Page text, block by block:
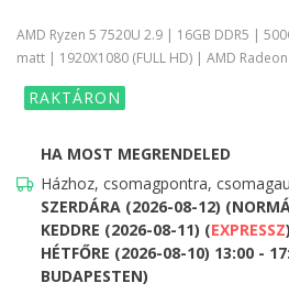
AMD Ryzen 5 7520U 2.9 | 16GB DDR5 |
matt | 1920X1080 (FULL HD) | AMD
RAKTÁRON
HA MOST MEGRENDELED
Házhoz, csomagpontra,
SZERDÁRA (2026-08-12)
KEDDRE (2026-08-11) (EXPRESSZ)
HÉTFŐRE (2026-08-10) 13:00 -
BUDAPESTEN)